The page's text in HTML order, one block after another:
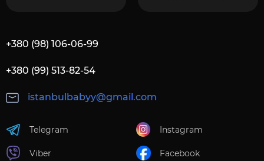
+380 (98) 106-06-99
+380 (99) 513-82-54
istanbulbabyy@gmail.com
Telegram
Viber
Instagram
Facebook